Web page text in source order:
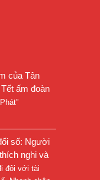
của Tân
ấm đoàn
”
số: Người
nghi và
đôi với tài